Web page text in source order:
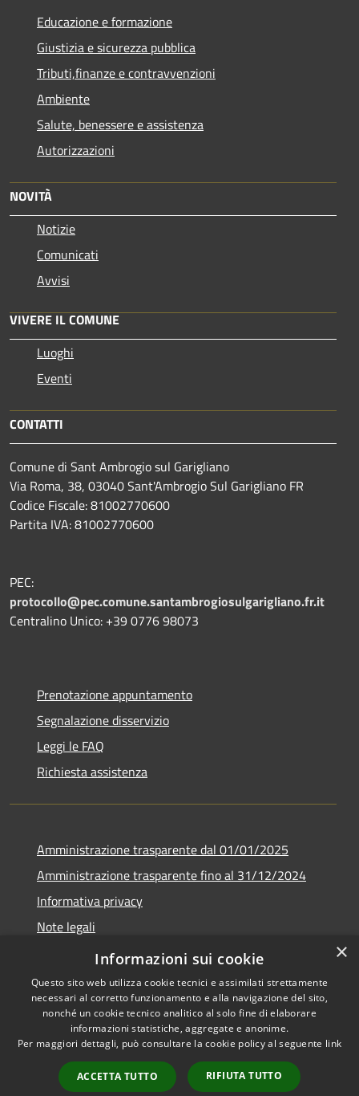
Educazione e formazione
Giustizia e sicurezza pubblica
Tributi,finanze e contravvenzioni
Ambiente
Salute, benessere e assistenza
Autorizzazioni
NOVITÀ
Notizie
Comunicati
Avvisi
VIVERE IL COMUNE
Luoghi
Eventi
CONTATTI
Comune di Sant Ambrogio sul Garigliano
Via Roma, 38, 03040 Sant'Ambrogio Sul Garigliano FR
Codice Fiscale: 81002770600
Partita IVA: 81002770600
PEC:
protocollo@pec.comune.santambrogiosulgarigliano.fr.it
Centralino Unico: +39 0776 98073
Prenotazione appuntamento
Segnalazione disservizio
Leggi le FAQ
Richiesta assistenza
Amministrazione trasparente dal 01/01/2025
Amministrazione trasparente fino al 31/12/2024
Informativa privacy
Note legali
Dichiarazione di accessibilità
Accessibilità
Copyright © 2026 • Comune di
Sant'Ambrogio sul Garigliano •
Powered byMunicipium
Accesso redazione
×
Informazioni sui cookie
Questo sito web utilizza cookie tecnici e assimilati strettamente
necessari al corretto funzionamento e alla navigazione del sito,
nonché un cookie tecnico analitico al solo fine di elaborare
informazioni statistiche, aggregate e anonime.
Per maggiori dettagli, può consultare la cookie policy al seguente link
ACCETTA TUTTO RIFIUTA TUTTO